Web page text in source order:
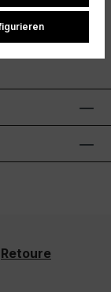
Retoure